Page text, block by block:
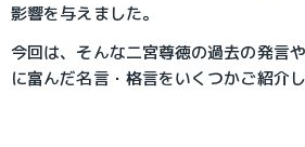
影響を与えました。
今回は、そんな二宮尊徳の過去の発言
に富んだ名言・格言をいくつかご紹介し